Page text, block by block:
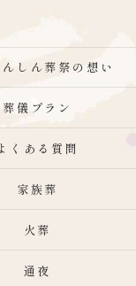
しん葬祭の想い
葬儀プラン
くある質問
家族葬
火葬
通夜